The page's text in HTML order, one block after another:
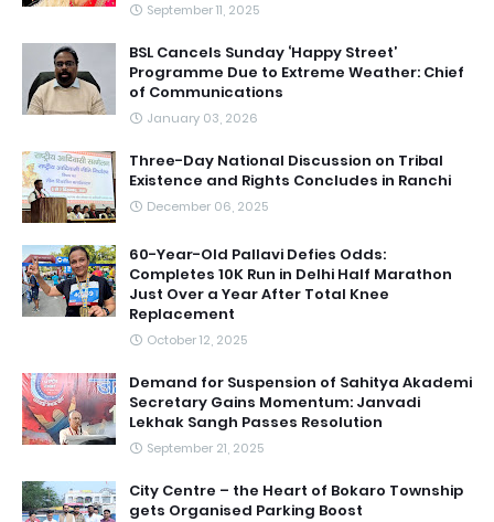
September 11, 2025
BSL Cancels Sunday ‘Happy Street’
Programme Due to Extreme Weather: Chief
of Communications
January 03, 2026
Three-Day National Discussion on Tribal
Existence and Rights Concludes in Ranchi
December 06, 2025
60-Year-Old Pallavi Defies Odds:
Completes 10K Run in Delhi Half Marathon
Just Over a Year After Total Knee
Replacement
October 12, 2025
Demand for Suspension of Sahitya Akademi
Secretary Gains Momentum: Janvadi
Lekhak Sangh Passes Resolution
September 21, 2025
City Centre – the Heart of Bokaro Township
gets Organised Parking Boost